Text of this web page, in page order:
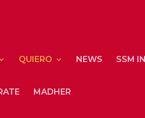
QUIERO NEWS SSM
MADHER